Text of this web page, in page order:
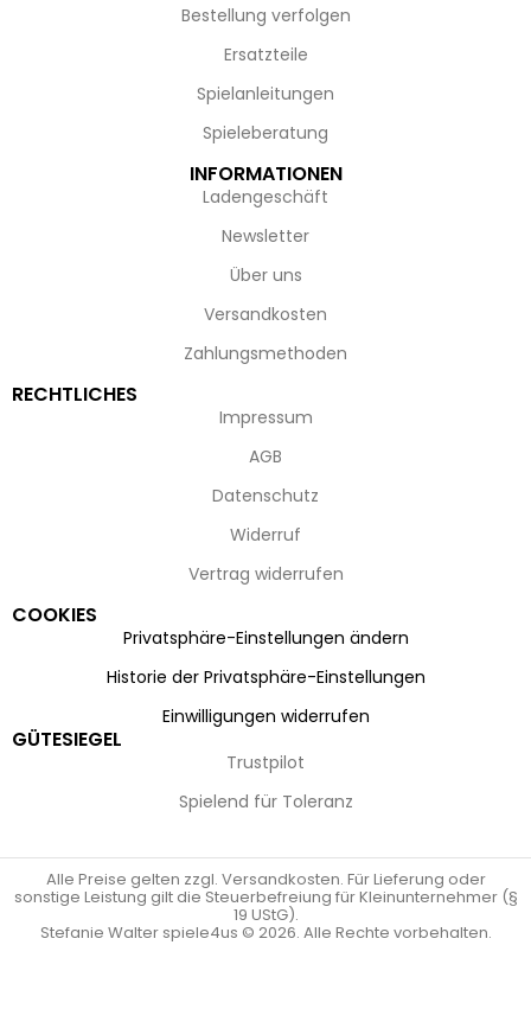
Bestellung verfolgen
Ersatzteile
Spielanleitungen
Spieleberatung
INFORMATIONEN
Ladengeschäft
Newsletter
Über uns
Versandkosten
Zahlungsmethoden
RECHTLICHES
Impressum
AGB
Datenschutz
Widerruf
Vertrag widerrufen
COOKIES
Privatsphäre-Einstellungen ändern
Historie der Privatsphäre-Einstellungen
Einwilligungen widerrufen
GÜTESIEGEL
Trustpilot
Spielend für Toleranz
Alle Preise gelten zzgl. Versandkosten. Für Lieferung oder
sonstige Leistung gilt die Steuerbefreiung für Kleinunternehmer (§
19 UStG).
Stefanie Walter spiele4us © 2026. Alle Rechte vorbehalten.